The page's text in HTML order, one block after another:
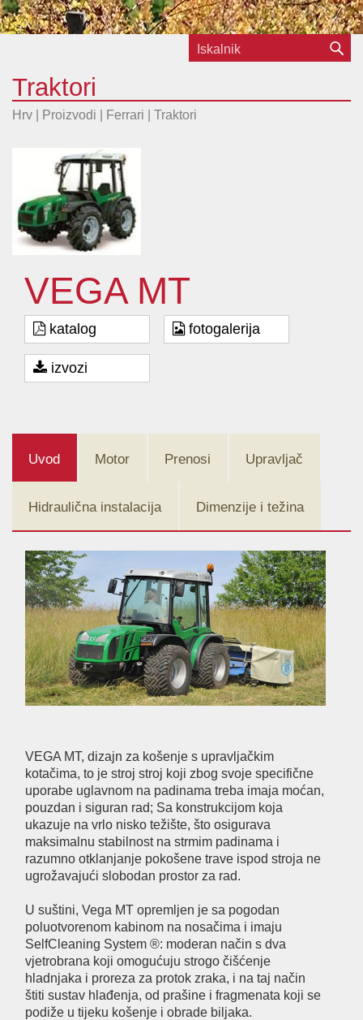
Traktori
Hrv | Proizvodi | Ferrari Traktori
VEGA MT
katalog fotogalerija
izvozi
Uvod Motor Prenosi Upravljač
Hidraulična instalacija Dimenzije i težina
VEGA MT, dizajn za košenje s upravljačkim
kotačima, to je stroj stroj koji zbog svoje specifične
uporabe uglavnom na padinama treba imaja moćan,
pouzdan i siguran rad; Sa konstrukcijom koja
ukazuje na vrlo nisko težište, što osigurava
maksimalnu stabilnost na strmim padinama i
razumno otklanjanje pokošene trave ispod stroja ne
ugrožavajući slobodan prostor za rad.
U suštini, Vega MT opremljen je sa pogodan
poluotvorenom kabinom na nosačima i imaju
SelfCleaning System ®: moderan način s dva
vjetrobrana koji omogućuju strogo čišćenje
hladnjaka i proreza za protok zraka, i na taj način
štiti sustav hlađenja, od prašine i fragmenata koji se
podiže u tijeku košenje i obrade biljaka.